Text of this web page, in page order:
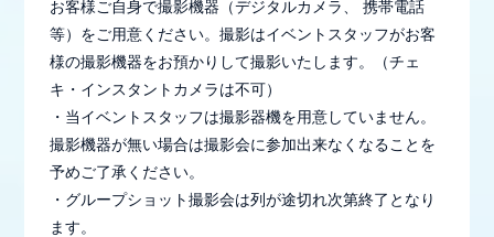
お客様ご自身で撮影機器（デジタルカメラ、 携帯電話
等）をご用意ください。撮影はイベントスタッフがお客
様の撮影機器をお預かりして撮影いたします。（チェ
キ・インスタントカメラは不可）
・当イベントスタッフは撮影器機を用意していません。
撮影機器が無い場合は撮影会に参加出来なくなることを
予めご了承ください。
・グループショット撮影会は列が途切れ次第終了となり
ます。